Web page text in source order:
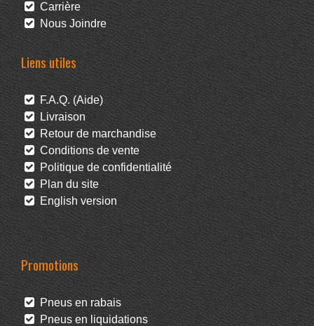
Carrière
Nous Joindre
Liens utiles
F.A.Q. (Aide)
Livraison
Retour de marchandise
Conditions de vente
Politique de confidentialité
Plan du site
English version
Promotions
Pneus en rabais
Pneus en liquidations